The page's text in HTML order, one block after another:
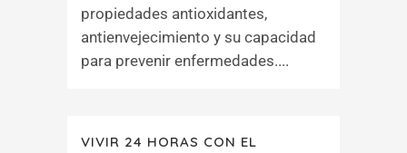
propiedades antioxidantes,
antienvejecimiento y su capacidad
para prevenir enfermedades....
VIVIR 24 HORAS CON EL